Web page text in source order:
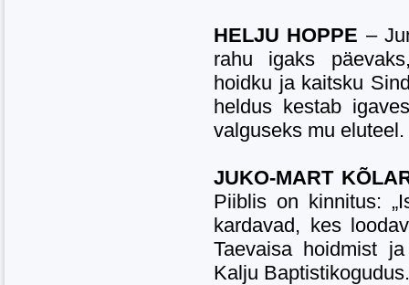
HELJU HOPPE –
rahu igaks
hoidku ja kaitsku
heldus kestab
valguseks mu
JUKO-MART
Piiblis on kinnitus:
kardavad, kes
Taevaisa hoidmist
Kalju Baptistikogudus.